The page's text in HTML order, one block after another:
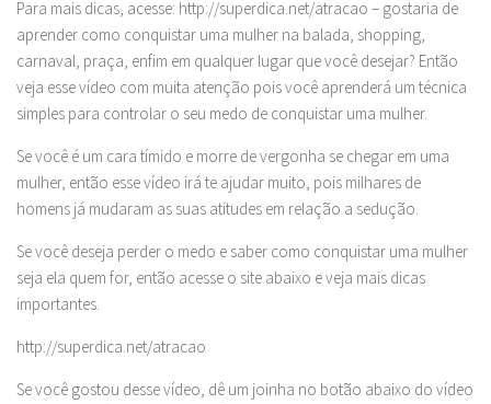
Para mais dicas, acesse: http://superdica.net/atracao – gostaria de
aprender como conquistar uma mulher na balada, shopping,
carnaval, praça, enfim em qualquer lugar que você desejar? Então
veja esse vídeo com muita atenção pois você aprenderá um técnica
simples para controlar o seu medo de conquistar uma mulher.
Se você é um cara tímido e morre de vergonha se chegar em uma
mulher, então esse vídeo irá te ajudar muito, pois milhares de
homens já mudaram as suas atitudes em relação a sedução.
Se você deseja perder o medo e saber como conquistar uma mulher
seja ela quem for, então acesse o site abaixo e veja mais dicas
importantes.
http://superdica.net/atracao
Se você gostou desse vídeo, dê um joinha no botão abaixo do vídeo